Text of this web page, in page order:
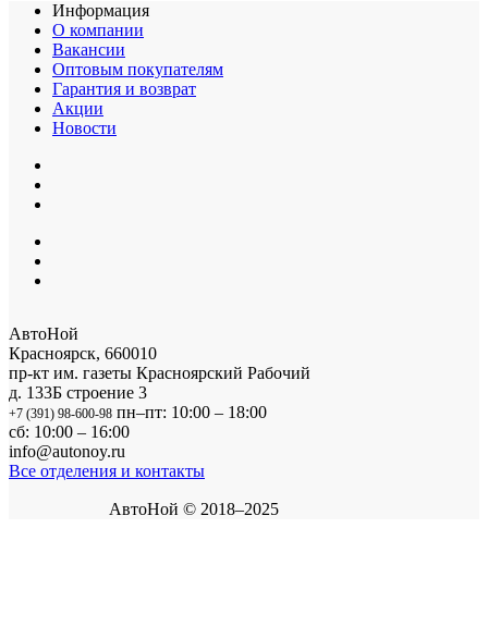
Информация
О компании
Вакансии
Оптовым покупателям
Гарантия и возврат
Акции
Новости
АвтоНой
Красноярск, 660010
пр-кт им. газеты Красноярский Рабочий
д. 133Б строение 3
+7 (391) 98-600-98 пн–пт: 10:00 – 18:00
сб: 10:00 – 16:00
info@autonoy.ru
Все отделения и контакты
АвтоНой © 2018–2025